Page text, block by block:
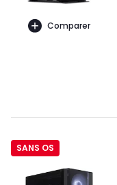
Comparer
SANS OS